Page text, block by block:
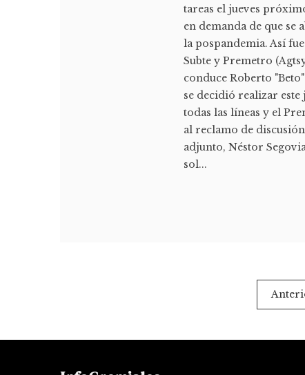
tareas el jueves
en demanda de que se
la pospandemia. Así
Subte y Premetro
conduce Roberto
se decidió realizar este
todas las líneas y el
al reclamo de
adjunto, Néstor
sol...
entradas